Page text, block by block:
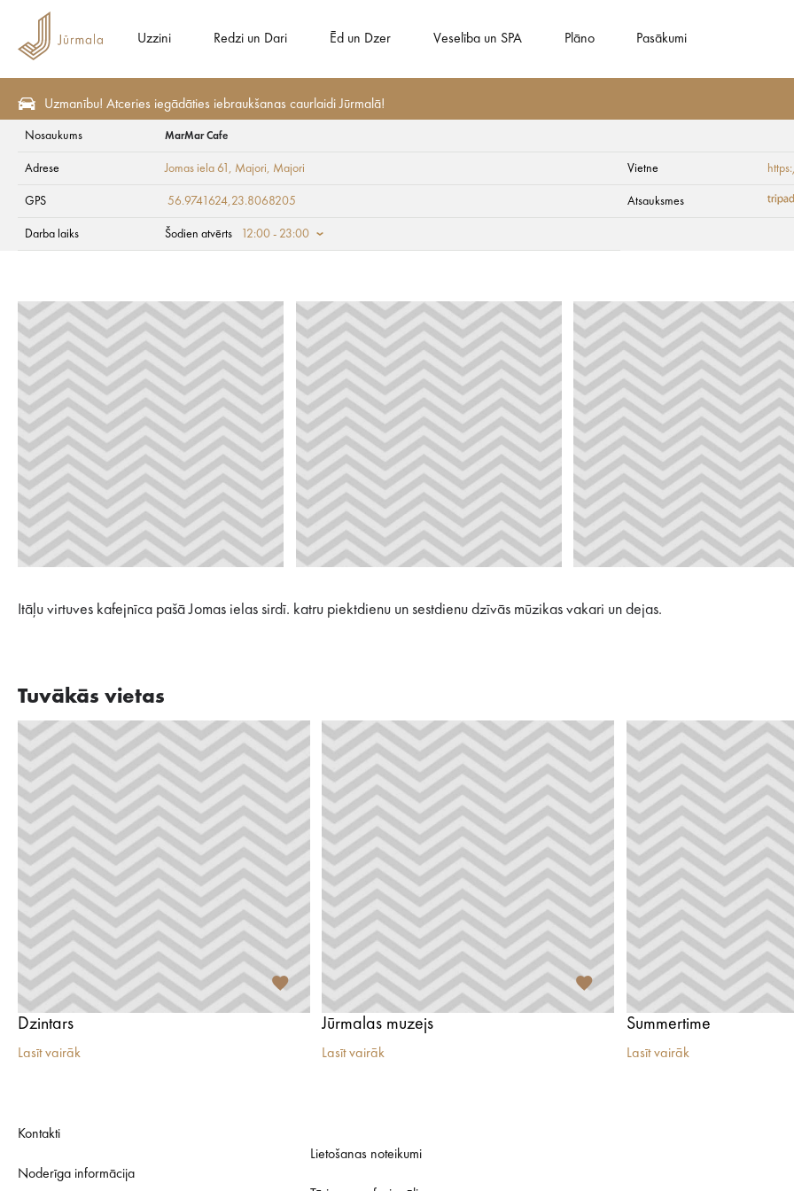
Uzzini Redzi un Dari Ēd un Dzer Veselība un SPA Plāno Pasākumi
Uzmanību! Atceries iegādāties iebraukšanas caurlaidi Jūrmalā!
MarMar Cafe
Nosaukums MarMar Cafe
Adrese Jomas iela 61, Majori, Majori Vietne
GPS 56.9741624,23.8068205 Atsauksmes
Darba laiks Šodien atvērts 12:00 - 23:00
Itāļu virtuves kafejnīca pašā Jomas ielas sirdī. katru piektdienu un sestdienu dzīvās mūzikas vakari un dejas.
Tuvākās vietas
Dzintars
Lasīt vairāk
Jūrmalas muzejs
Lasīt vairāk
Summertime
Lasīt vairāk
Kontakti
Noderīga informācija
Lietošanas noteikumi